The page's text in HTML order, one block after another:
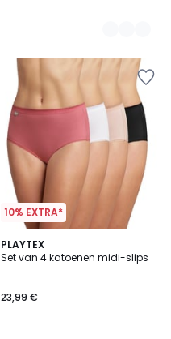
10% EXTRA*
PLAYTEX
Set van 4 katoenen midi-slips
23,99 €
5
/
2
Kleuren